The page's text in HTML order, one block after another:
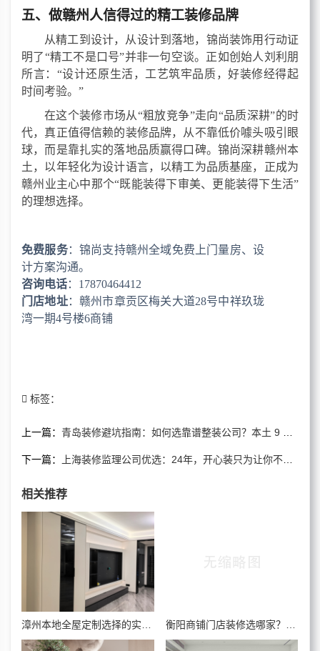
五、做赣州人信得过的精工装修品牌
从精工到设计，从设计到落地， 锦尚装饰用行动证
明了“精工不是口号”并非一句空谈。正如创始人刘利朋
所言：“设计还原生活，工艺筑牢品质，好装修经得起
时间考验。”
在这个装修市场从“粗放竞争”走向“品质深耕”的时
代，真正值得信赖的装修品牌，从不靠低价噱头吸引眼
球，而是靠扎实的落地品质赢得口碑。锦尚深耕赣州本
土，以年轻化为设计语言，以精工为品质基座，正成为
赣州业主心中那个“既能装得下审美、更能装得下生活”
的理想选择。
免费服务：锦尚支持赣州全域免费上门量房、设
计方案沟通。
咨询电话： 17870464412
门店地址：赣州市章贡区梅关大道28号中祥玖珑
湾一期4号楼6商铺
标签：
上一篇： 青岛装修避坑指南：如何选靠谱整装公司？本土 9 年品牌中易盛给出答案
下一篇： 上海装修监理公司优选：24年，开心装只为让你不再为“隐蔽工程”失眠
相关推荐